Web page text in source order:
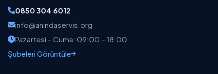
0850 304 6012
info@anindaservis.org
Pazartesi – Cuma: 09:00 – 18:00
Şubeleri Görüntüle